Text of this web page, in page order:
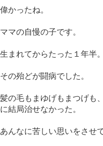
偉かったね。
ママの自慢の子です。
生まれてからたった１年半。
その殆どが闘病でした。
髪の毛もまゆげもまつげも
に結局治せなかった。
あんなに苦しい思いをさせ